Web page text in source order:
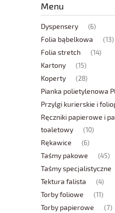
Menu
Dyspensery (6)
Folia bąbelkowa (13)
Folia stretch (14)
Kartony (15)
Koperty (28)
Pianka polietylenowa
Przylgi kurierskie i
Ręczniki papierowe i
toaletowy
(10)
Rękawice (6)
Taśmy pakowe (45)
Taśmy specjalistyczne
Tektura falista (4)
Torby foliowe (11)
Torby papierowe (7)